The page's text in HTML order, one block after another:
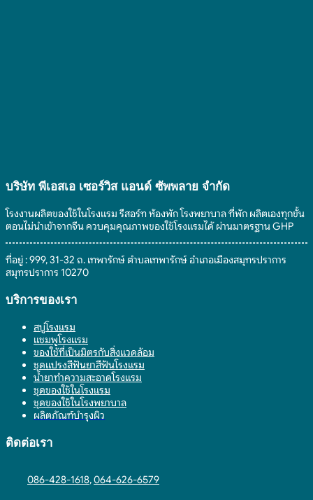
บริษัท พีเอสเอ เซอร์วิส แอนด์ ซัพพลาย จํากัด
โรงงานผลิตของใช้ในโรงแรม รีสอร์ท ห้องพัก โรงพยาบาล ที่พัก ผลิตเองทุกขั้น
ตอนไม่นำเข้าจากจีน ควบคุมคุณภาพของใช้โรงแรมได้ ผ่านมาตรฐาน GHP
ที่อยู่ : 999, 31-32 ถ. เทพารักษ์ ตำบลเทพารักษ์ อำเภอเมืองสมุทรปราการ
สมุทรปราการ 10270
บริการของเรา
สบู่โรงแรม
แชมพูโรงแรม
ของใช้ที่เป็นมิตรกับสิ่งแวดล้อม
ชุดแปรงสีฟันยาสีฟันโรงแรม
น้ำยาทำความสะอาดโรงแรม
ชุดของใช้ในโรงแรม
ชุดของใช้ในโรงพยาบาล
ผลิตภัณฑ์บำรุงผิว
ติดต่อเรา
086-428-1618,064-626-6579